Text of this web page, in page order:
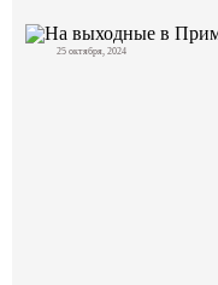
25 октября, 2024